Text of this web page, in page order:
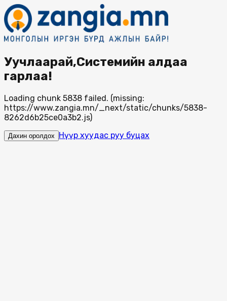
Уучлаарай,Системийн алдаа
гарлаа!
Loading chunk 5838 failed. (missing:
https://www.zangia.mn/_next/static/chunks/5838-
8262d6b25ce0a3b2.js)
Дахин оролдох Нүүр хуудас руу буцах